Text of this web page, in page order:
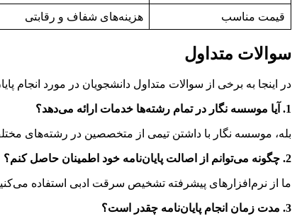
قیمت مناسب هزینه‌های شفاف و رقابتی
سوالات متداول
در اینجا به برخی از سوالات متداول دانشجویان در مورد انجام
1. آیا موسسه نگار در تمام رشته‌ها خدمات ارائه می‌دهد؟
بله، موسسه نگار با داشتن تیمی از متخصصین در رشته‌های
2. چگونه می‌توانم از اصالت پایان‌نامه خود اطمینان حاصل کنم؟
ما از نرم‌افزارهای پیشرفته تشخیص سرقت ادبی استفاده
3. مدت زمان انجام پایان‌نامه چقدر است؟